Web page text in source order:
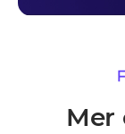
Mer